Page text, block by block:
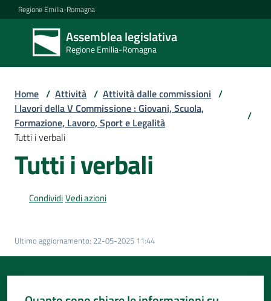
Vai al contenuto
Vai alla navigazione
Vai al footer
Regione Emilia-Romagna
Assemblea legislativa
Regione Emilia-Romagna
Assemblea
legislativa
Regione Emilia-
Assemblea
Attività
Per
Home / Attività / Attività dalle commissioni /
I lavori della V Commissione : Giovani, Scuola,
Formazione, Lavoro, Sport e Legalità
/
Tutti i verbali
Tutti i verbali
CondividiVedi azioni
Ultimo aggiornamento: 22-05-2025 11:44